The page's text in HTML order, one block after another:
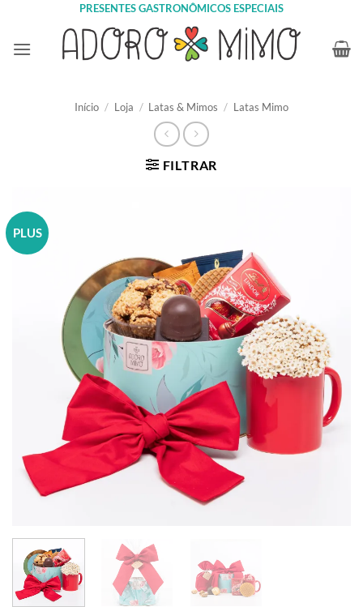
content
PRESENTES GASTRONÔMICOS ESPECIAIS
Início / Loja / Latas & Mimos / Latas Mimo
FILTRAR
PLUS